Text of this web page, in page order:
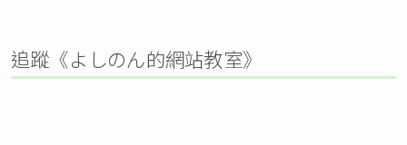
追蹤《よしのん的網站教室》